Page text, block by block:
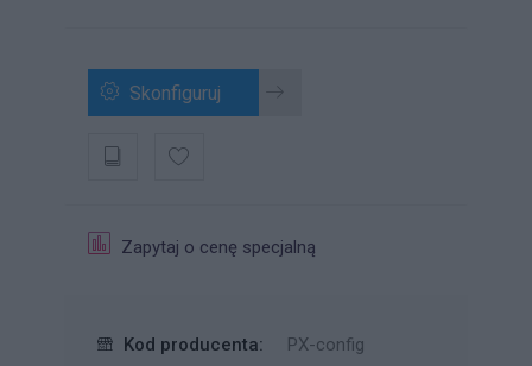
Skonfiguruj
Zapytaj o cenę specjalną
Kod producenta:
PX-config